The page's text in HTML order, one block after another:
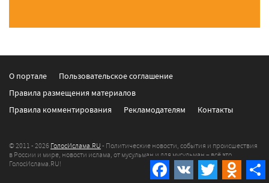
Facebook
VK Twitter
О портале
Пользовательское соглашение
Правила размещения материалов
Правила комментирования
Рекламодателям Контакты
© 2011 - 2026 ГолосИслама.RU - Политические новости, события и происшествия
в России и мире, новости ислама, от мусульман и для мусульман – всё это
ГолосИслама.RU!